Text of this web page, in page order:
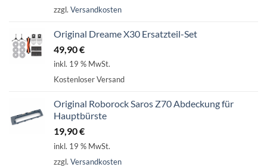
zzgl. Versandkosten
Original Dreame X30 Ersatzteil-Set
49,90€
inkl. 19 % MwSt.
Kostenloser Versand
Original Roborock Saros Z70 Abdeckung für
Hauptbürste
19,90€
inkl. 19 % MwSt.
zzgl. Versandkosten